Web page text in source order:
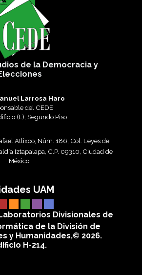
de la Democracia y
Larrosa Haro
del CEDE
(L), Segundo Piso
Atlixco, Núm. 186, Col. Leyes de
Iztapalapa, C.P. 09310, Ciudad de
México.
UAM
Divisionales de
de la División de
y Humanidades,© 2026.
H-214.